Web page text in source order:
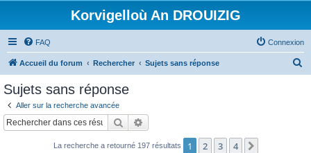
Korvigelloù An DROUIZIG
FAQ Connexion
Accueil du forum Rechercher Sujets sans réponse
Sujets sans réponse
Aller sur la recherche avancée
Rechercher
La recherche a retourné 197 résultats 1 2 3 4